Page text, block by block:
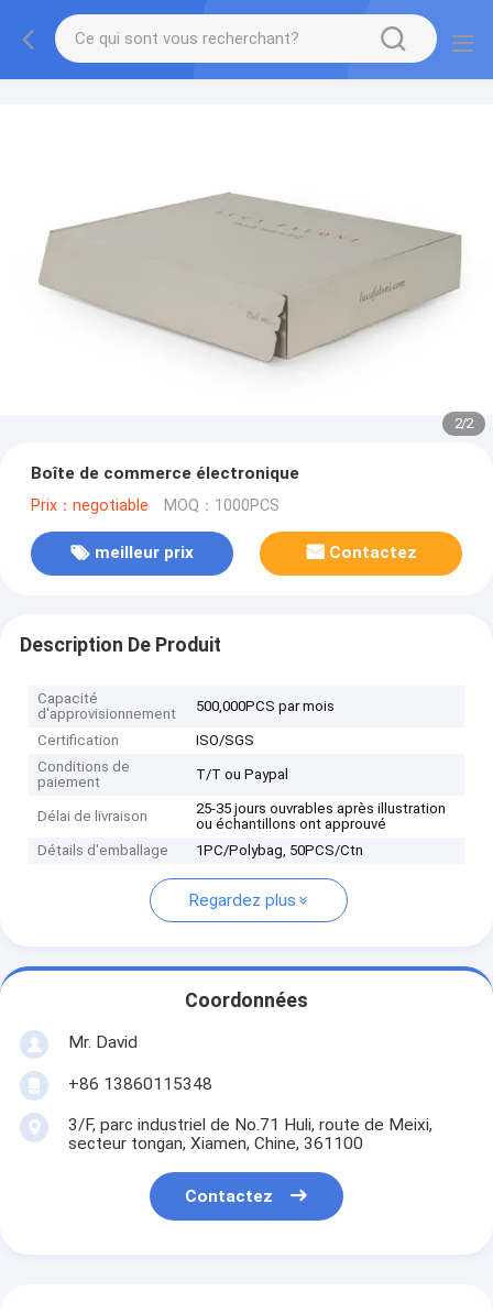
1/2
Boîte de commerce électronique
Prix：negotiable MOQ：1000PCS
meilleur prix Contactez
Description De Produit
Capacité
d'approvisionnement
500,000PCS par mois
Certification
ISO/SGS
Conditions de
paiement
T/T ou Paypal
Délai de livraison
25-35 jours ouvrables après illustration
ou échantillons ont approuvé
Détails d'emballage
1PC/Polybag, 50PCS/Ctn
Regardez plus
Coordonnées
Mr. David
+86 13860115348
3/F, parc industriel de No.71 Huli, route de Meixi,
secteur tongan, Xiamen, Chine, 361100
Contactez